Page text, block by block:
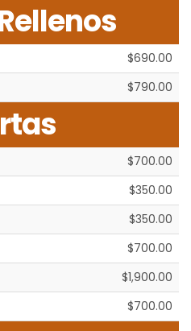
$690.00
$790.00
$700.00
$350.00
$350.00
$700.00
$1,900.00
$700.00